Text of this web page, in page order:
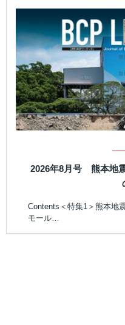
2026年8月号 熊本地
Contents＜特集1＞熊本地
モール…